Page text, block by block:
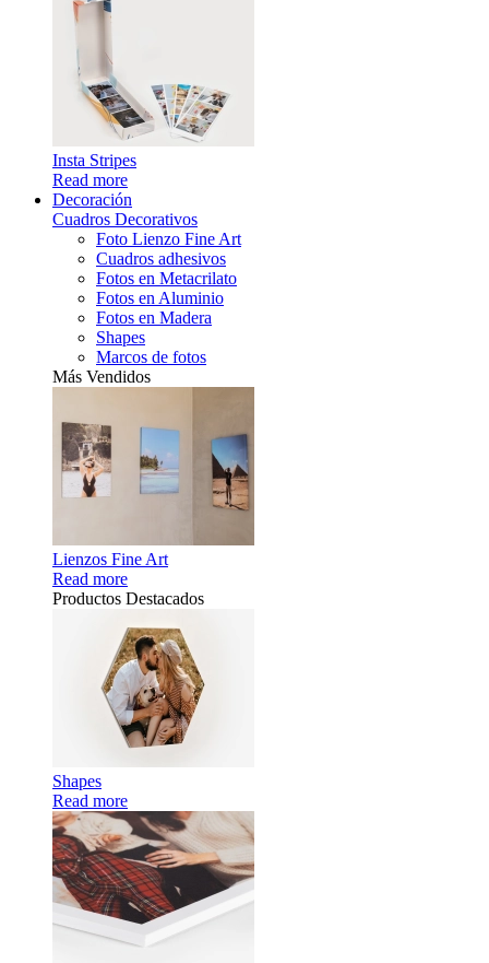
Insta Stripes
Read more
Decoración
Cuadros Decorativos
Foto Lienzo Fine Art
Cuadros adhesivos
Fotos en Metacrilato
Fotos en Aluminio
Fotos en Madera
Shapes
Marcos de fotos
Más Vendidos
Lienzos Fine Art
Read more
Productos Destacados
Shapes
Read more